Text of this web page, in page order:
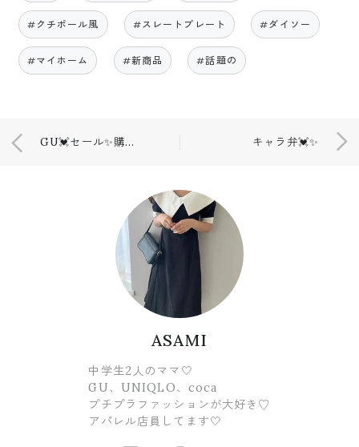
#クチポール風 #スレートプレート #ダイソー
#マイホーム #新商品 #話題の
GU💓セール✨購入品 キャラ弁💓✨
ASAMI
中学生2人のママ🤍
GU、UNIQLO、coca
プチプラファッションが大好き♡
アパレル店員してます🤍